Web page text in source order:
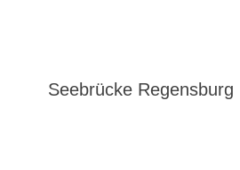
Seebrücke Regensburg